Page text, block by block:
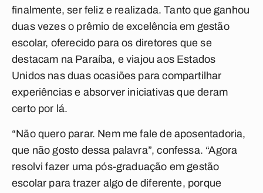
finalmente, ser feliz e realizada. Tanto que ganhou
duas vezes o prêmio de excelência em gestão
escolar, oferecido para os diretores que se
destacam na Paraíba, e viajou aos Estados
Unidos nas duas ocasiões para compartilhar
experiências e absorver iniciativas que deram
certo por lá.
“Não quero parar. Nem me fale de aposentadoria,
que não gosto dessa palavra”, confessa. “Agora
resolvi fazer uma pós-graduação em gestão
escolar para trazer algo de diferente, porque